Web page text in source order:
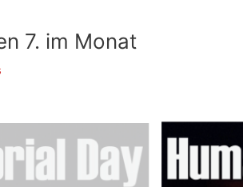
7. im Monat